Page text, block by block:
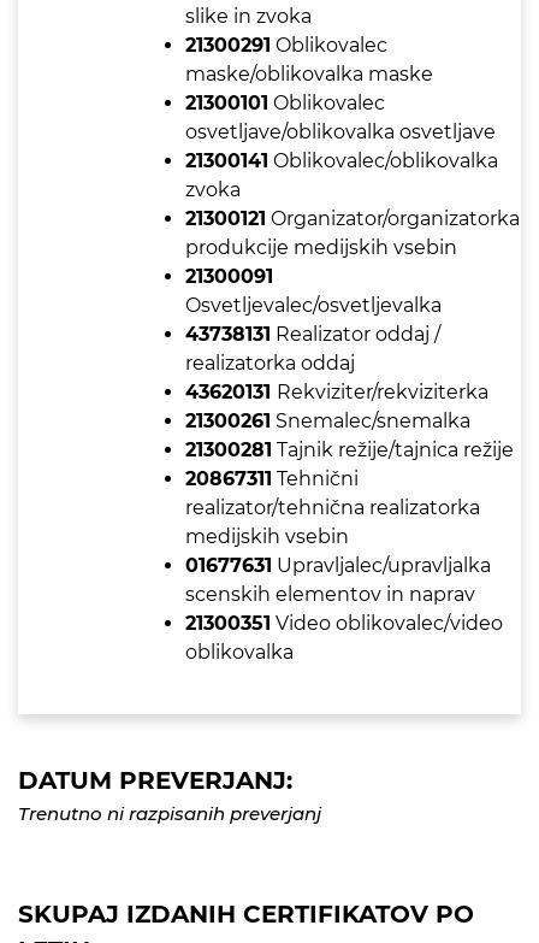
slike in zvoka
21300291 Oblikovalec
maske/oblikovalka maske
21300101 Oblikovalec
osvetljave/oblikovalka osvetljave
21300141 Oblikovalec/oblikovalka
zvoka
21300121 Organizator/organizatorka
produkcije medijskih vsebin
21300091
Osvetljevalec/osvetljevalka
43738131 Realizator oddaj /
realizatorka oddaj
43620131 Rekviziter/rekviziterka
21300261 Snemalec/snemalka
21300281 Tajnik režije/tajnica režije
20867311 Tehnični
realizator/tehnična realizatorka
medijskih vsebin
01677631 Upravljalec/upravljalka
scenskih elementov in naprav
21300351 Video oblikovalec/video
oblikovalka
DATUM PREVERJANJ:
Trenutno ni razpisanih preverjanj
SKUPAJ IZDANIH CERTIFIKATOV PO